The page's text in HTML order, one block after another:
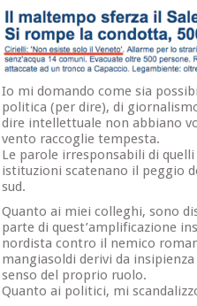
Io mi domando come sia
politica (per dire), di
dire intellettuale non abbiano
vento raccoglie tempesta.
Le parole irresponsabili di
istituzioni scatenano il peggio
sud.
Quanto ai miei colleghi, sono
parte di quest’amplificazione
nordista contro il nemico
mangiasoldi derivi da
senso del proprio ruolo.
Quanto ai politici, mi